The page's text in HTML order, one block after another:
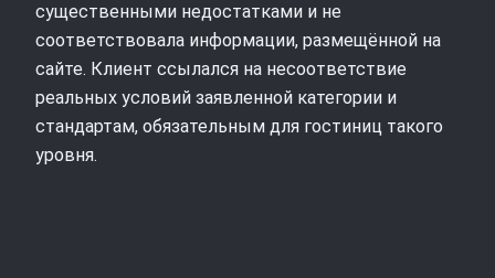
существенными недостатками и не
соответствовала информации, размещённой на
сайте. Клиент ссылался на несоответствие
реальных условий заявленной категории и
стандартам, обязательным для гостиниц такого
уровня.